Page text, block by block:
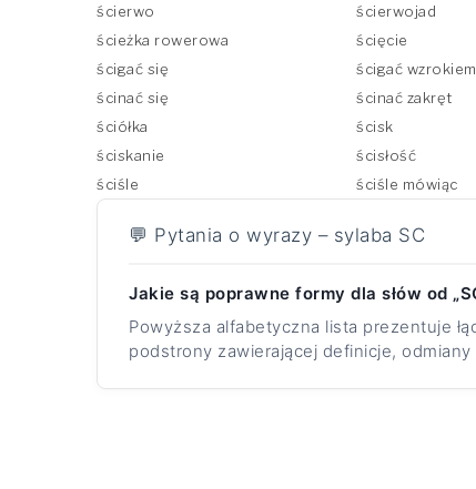
ścierwo
ścierwojad
ścieżka rowerowa
ścięcie
ścigać się
ścigać wzrokiem
ścinać się
ścinać zakręt
ściółka
ścisk
ściskanie
ścisłość
ściśle
ściśle mówiąc
💬 Pytania o wyrazy – sylaba SC
Jakie są poprawne formy dla słów od
Powyższa alfabetyczna lista prezentuje
podstrony zawierającej definicje,